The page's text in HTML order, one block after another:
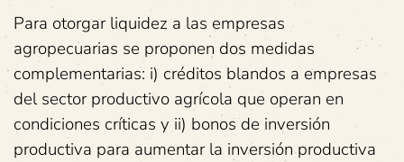
Para otorgar liquidez a las empresas
agropecuarias se proponen dos medidas
complementarias: i) créditos blandos a empresas
del sector productivo agrícola que operan en
condiciones críticas y ii) bonos de inversión
productiva para aumentar la inversión productiva